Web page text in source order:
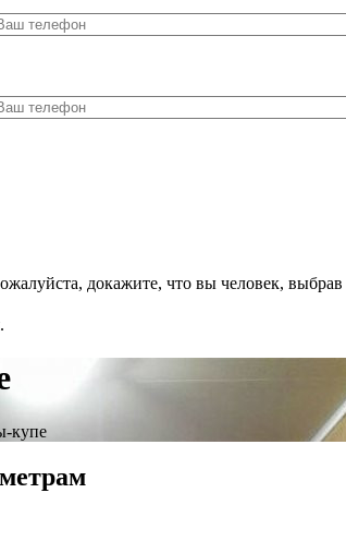
докажите, что вы человек, выбрав
купе